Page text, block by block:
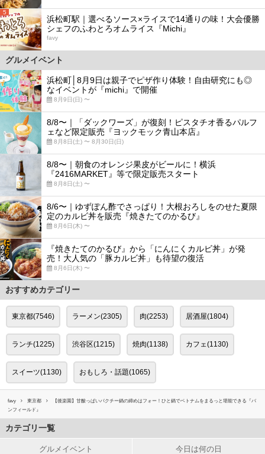
5
浜松町駅｜選べるソース×ライスで14通りの味！大会優勝
シェフのふわとろオムライス『Michi』
favy
グルメイベント
浜松町│8月9日は親子でピザ作り体験！自由研究にも◎
なイベントが『michi』で開催
8月9日(日) 〜
8/8〜｜「ダックワーズ」が復刻！ピスタチオ香るパルフ
ェなど限定販売『ヨックモック青山本店』
8月8日(土) 〜 8月30日(日)
8/8〜｜朝食のオレンジ果皮がビールに！横浜
『2416MARKET』等で限定販売スタート
8月8日(土) 〜
8/6〜｜ゆずぽん酢でさっぱり！大根おろしをのせた夏限
定のカルビ丼を販売『焼きたてのかるび』
8月6日(木) 〜
『焼きたてのかるび』から「にんにくカルビ丼」が発
売！大人気の「豚カルビ丼」も待望の復活
8月6日(木) 〜
おすすめカテゴリー
東京都(7546) ラーメン(2305) 肉(2253) 居酒屋(1804)
ランチ(1225) 渋谷区(1215) 焼肉(1138) カフェ(1130)
スイーツ(1130) おもしろ・話題(1065)
favy 東京都
【後楽園】甘酸っぱいパクチー鍋の締めはフォー！ひと鍋でベトナムをまるっと堪能できる『バ
ンフィールド』
カテゴリ一覧
グルメイベント 今日は何の日